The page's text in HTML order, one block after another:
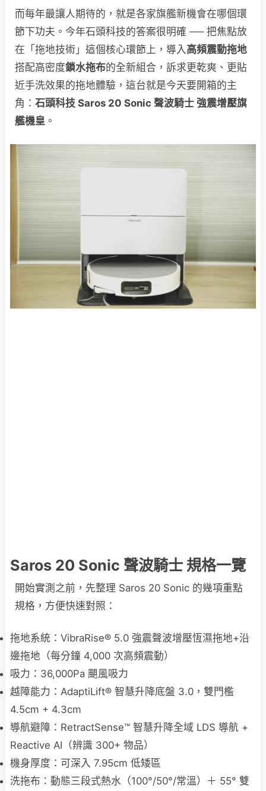
而每年最讓人期待的，就是各家旗艦新機會在哪個環
節下功夫。今年石頭科技的答案很明確 ── 把焦點放
在「拖地技術」這個核心環節上，導入 高頻震動拖地
搭配高密度鎖水拖布的全新組合，訴求更乾爽、更貼
近手洗效果的拖地體驗，這台就是今天要開箱的主
角： 石頭科技 Saros 20 Sonic 聲波騎士 強震增壓旗
艦機皇 。
Saros 20 Sonic 聲波騎士 規格一覽
開始實測之前，先整理 Saros 20 Sonic 的幾項重點
規格，方便快速對照：
拖地系統：VibraRise® 5.0 強震聲波增壓恆濕拖地+沿
邊拖地（每分鐘 4,000 次高頻震動）
吸力：36,000Pa 颶風吸力
越障能力：AdaptiLift® 智慧升降底盤 3.0，雙門檻
4.5cm + 4.3cm
導航避障：RetractSense™ 智慧升降全域 LDS 導航 +
Reactive AI（辨識 300+ 物品）
機身厚度：可深入 7.95cm 低矮區
洗拖布：動態三段式熱水（100°/50°/常溫）＋ 55° 雙